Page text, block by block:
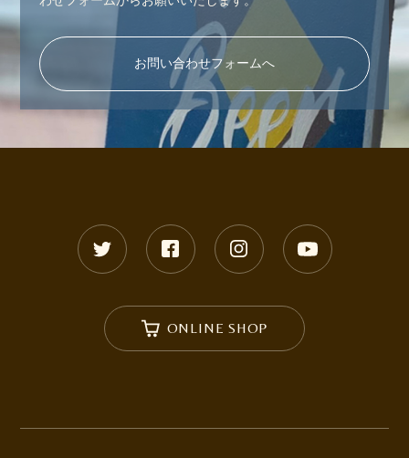
お問い合わせフォームへ
ONLINE SHOP